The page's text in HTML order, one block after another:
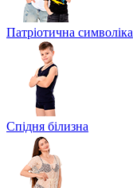
Патріотична символіка
Спідня білизна